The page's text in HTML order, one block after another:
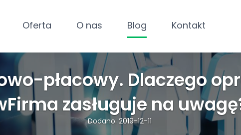
Oferta O nas Blog Kontakt
płacowy. Dlaczego
zasługuje na
Dodano: 2019-12-11